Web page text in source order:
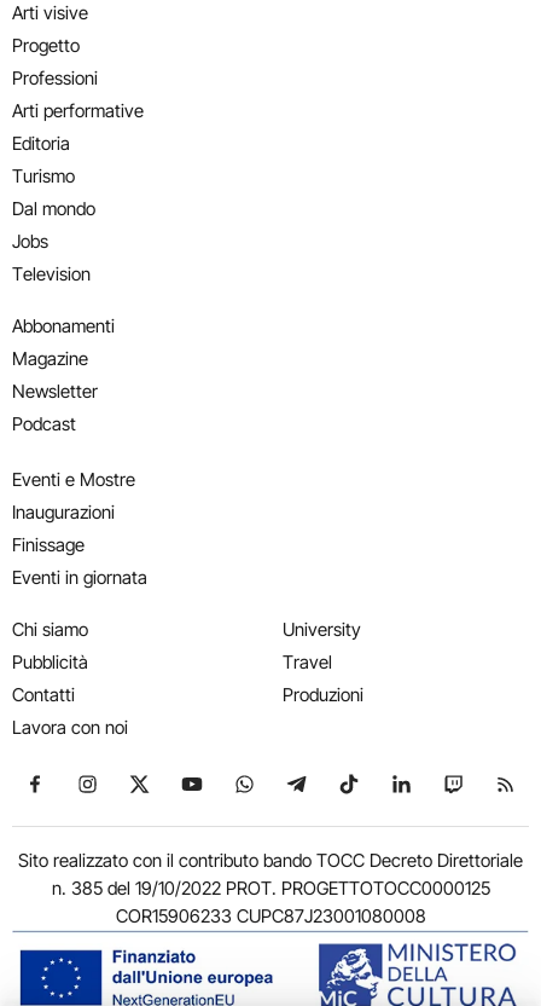
Arti visive
Progetto
Professioni
Arti performative
Editoria
Turismo
Dal mondo
Jobs
Television
Abbonamenti
Magazine
Newsletter
Podcast
Eventi e Mostre
Inaugurazioni
Finissage
Eventi in giornata
Chi siamo
Pubblicità
Contatti
Lavora con noi
University
Travel
Produzioni
Seguici su Facebook
Seguici su Instagram
Seguici su X
Seguici su YouTube
Seguici su WhatsApp
Seguici su Telegram
Seguici su TikTok
Seguici su
Seguici
Sito realizzato con il contributo bando TOCC Decreto Direttoriale
n. 385 del 19/10/2022 PROT. PROGETTOTOCC0000125
COR15906233 CUPC87J23001080008